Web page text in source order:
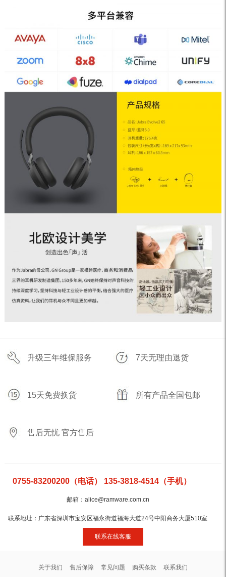
升级三年维保服务 7天无理由退货
15天免费换货 所有产品全国包邮
售后无忧 官方售后
0755-83200200（电话） 135-3818-4514（手机）
邮箱：alice@ramware.com.cn
联系地址：广东省深圳市宝安区福永街道福海大道24号中阳商务大厦510室
联系在线客服
关于我们 售后保障 常见问题 购买条款 联系我们